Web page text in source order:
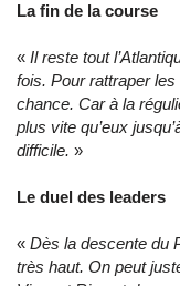
La fin de la course
« Il reste tout
fois. Pour rattraper
chance. Car à la
plus vite qu’eux
difficile. »
Le duel des leaders
« Dès la descente du
très haut. On peut